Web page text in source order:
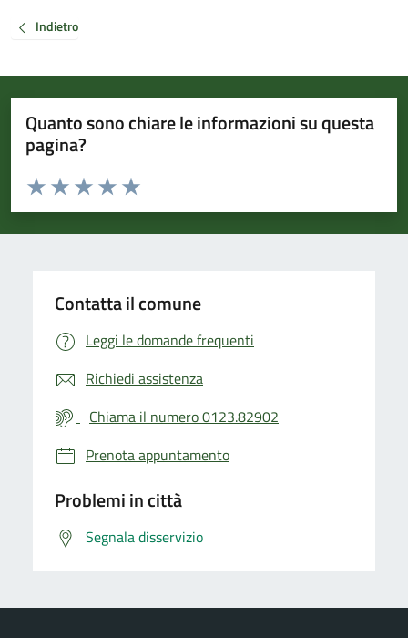
Indietro
Quanto sono chiare le informazioni su questa
pagina?
Valuta da 1 a 5 stelle la pagina
Valuta 5 stelle su 5
Valuta 4 stelle su 5
Valuta 3 stelle su 5
Valuta 2 stelle su 5
Valuta 1 stelle su 5
Contatta il comune
Leggi le domande frequenti
Richiedi assistenza
Chiama il numero 0123.82902
Prenota appuntamento
Problemi in città
Segnala disservizio